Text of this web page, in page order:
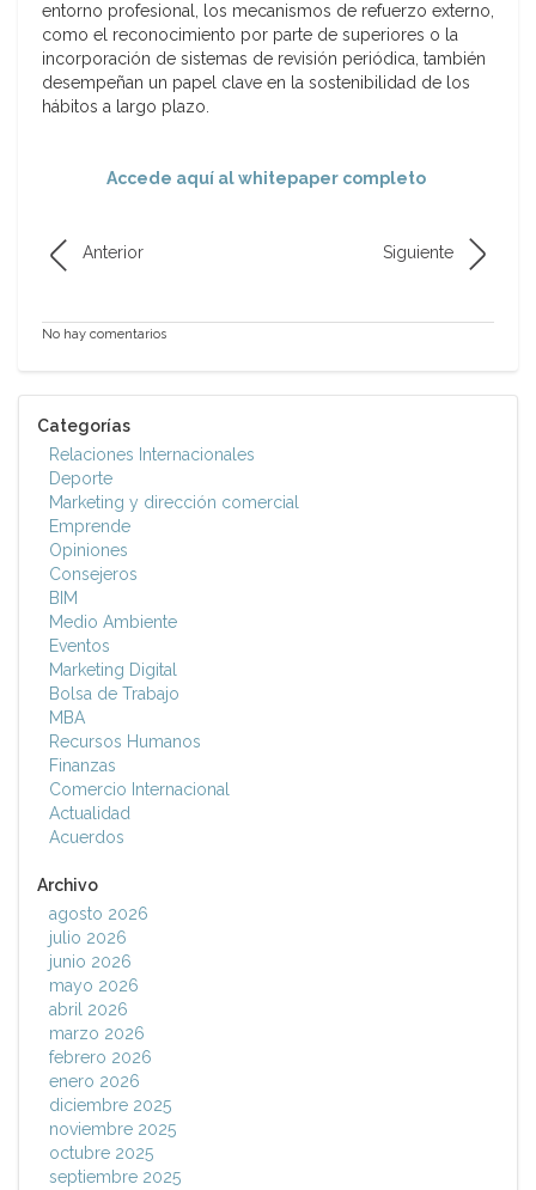
entorno profesional, los mecanismos de refuerzo externo,
como el reconocimiento por parte de superiores o la
incorporación de sistemas de revisión periódica, también
desempeñan un papel clave en la sostenibilidad de los
hábitos a largo plazo.
Accede aquí al whitepaper completo
Anterior Siguiente
No hay comentarios
Categorías
Relaciones Internacionales
Deporte
Marketing y dirección comercial
Emprende
Opiniones
Consejeros
BIM
Medio Ambiente
Eventos
Marketing Digital
Bolsa de Trabajo
MBA
Recursos Humanos
Finanzas
Comercio Internacional
Actualidad
Acuerdos
Archivo
agosto 2026
julio 2026
junio 2026
mayo 2026
abril 2026
marzo 2026
febrero 2026
enero 2026
diciembre 2025
noviembre 2025
octubre 2025
septiembre 2025